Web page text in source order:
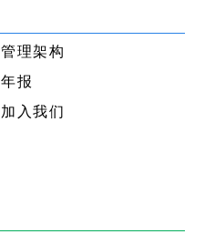
管理架构
年报
加入我们